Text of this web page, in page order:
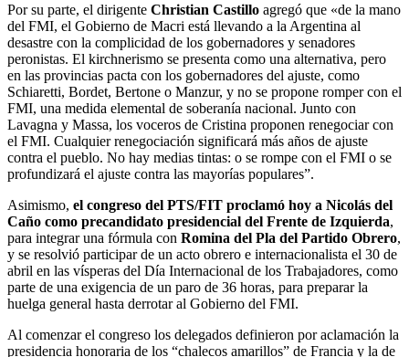
Por su parte, el dirigente Christian Castillo agregó que «de la mano
del FMI, el Gobierno de Macri está llevando a la Argentina al
desastre con la complicidad de los gobernadores y senadores
peronistas. El kirchnerismo se presenta como una alternativa, pero
en las provincias pacta con los gobernadores del ajuste, como
Schiaretti, Bordet, Bertone o Manzur, y no se propone romper con el
FMI, una medida elemental de soberanía nacional. Junto con
Lavagna y Massa, los voceros de Cristina proponen renegociar con
el FMI. Cualquier renegociación significará más años de ajuste
contra el pueblo. No hay medias tintas: o se rompe con el FMI o se
profundizará el ajuste contra las mayorías populares”.
Asimismo, el congreso del PTS/FIT proclamó hoy a Nicolás del
Caño como precandidato presidencial del Frente de Izquierda,
para integrar una fórmula con Romina del Pla del Partido Obrero,
y se resolvió participar de un acto obrero e internacionalista el 30 de
abril en las vísperas del Día Internacional de los Trabajadores, como
parte de una exigencia de un paro de 36 horas, para preparar la
huelga general hasta derrotar al Gobierno del FMI.
Al comenzar el congreso los delegados definieron por aclamación la
presidencia honoraria de los “chalecos amarillos” de Francia y la de